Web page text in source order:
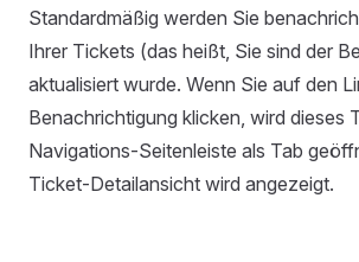
Standardmäßig werden Sie
Ihrer Tickets (das heißt, Sie sind der
aktualisiert wurde. Wenn Sie auf den
Benachrichtigung klicken, wird dieses
Navigations-Seitenleiste als Tab
Ticket-Detailansicht wird angezeigt.